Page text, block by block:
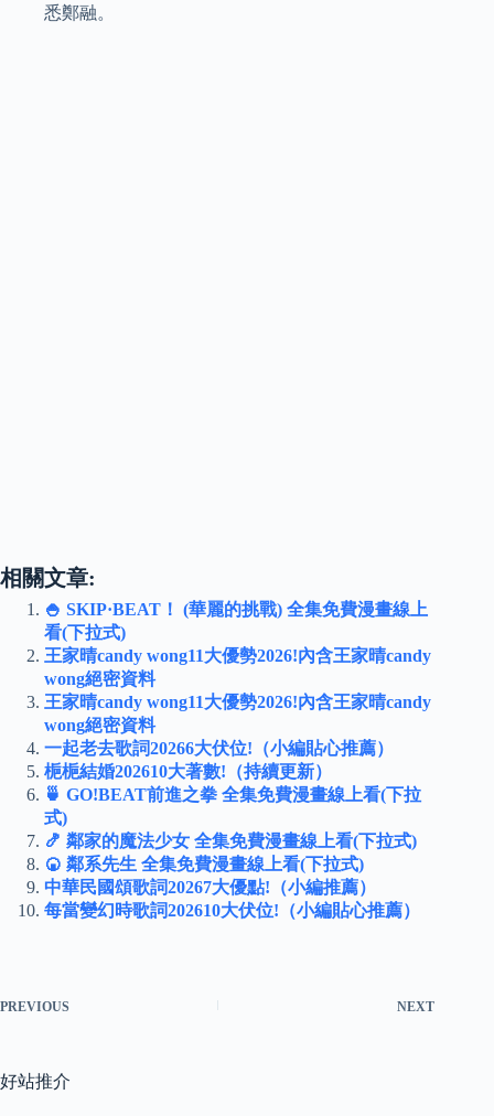
悉鄭融。
相關文章:
🍚 SKIP·BEAT！ (華麗的挑戰) 全集免費漫畫線上
看(下拉式)
王家晴candy wong11大優勢2026!內含王家晴candy
wong絕密資料
王家晴candy wong11大優勢2026!內含王家晴candy
wong絕密資料
一起老去歌詞20266大伏位!（小編貼心推薦）
梔梔結婚202610大著數!（持續更新）
🍵 GO!BEAT前進之拳 全集免費漫畫線上看(下拉
式)
🍤 鄰家的魔法少女 全集免費漫畫線上看(下拉式)
🍘 鄰系先生 全集免費漫畫線上看(下拉式)
中華民國頌歌詞20267大優點!（小編推薦）
每當變幻時歌詞202610大伏位!（小編貼心推薦）
PREVIOUS NEXT
好站推介